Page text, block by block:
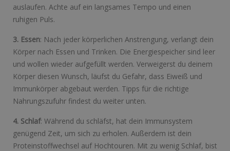
auslaufen. Achte auf ein langsames Tempo und einen
ruhigen Puls.
3. Essen: Nach jeder körperlichen Anstrengung, verlangt dein
Körper nach Essen und Trinken. Die Energiespeicher sind leer
und wollen wieder aufgefüllt werden. Verweigerst du deinem
Körper diesen Wunsch, läufst du Gefahr, dass Eiweiß und
Immunkörper abgebaut werden. Tipps für die richtige
Nahrungszufuhr findest du weiter unten.
4. Schlaf: Während du schläfst, hat dein Immunsystem
genügend Zeit, um sich zu erholen. Außerdem ist dein
Proteinstoffwechsel auf Hochtouren. Mit zu wenig Schlaf, bist